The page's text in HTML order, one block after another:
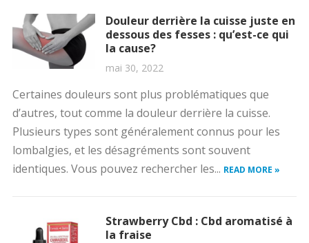
Douleur derrière la cuisse juste en
dessous des fesses : qu’est-ce qui
la cause?
mai 30, 2022
Certaines douleurs sont plus problématiques que
d’autres, tout comme la douleur derrière la cuisse.
Plusieurs types sont généralement connus pour les
lombalgies, et les désagréments sont souvent
identiques. Vous pouvez rechercher les... READ MORE »
Strawberry Cbd : Cbd aromatisé à
la fraise